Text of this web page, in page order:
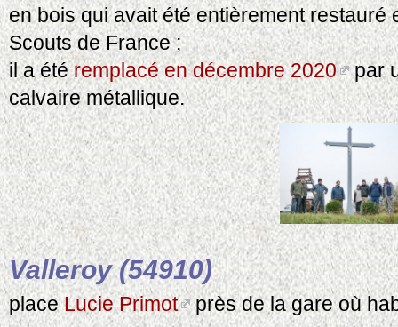
en bois qui avait été entièrement restauré
Scouts de France ;
il a étéremplacé en décembre 2020 par
calvaire métallique.
Valleroy (54910)
placeLucie Primot près de la gare où